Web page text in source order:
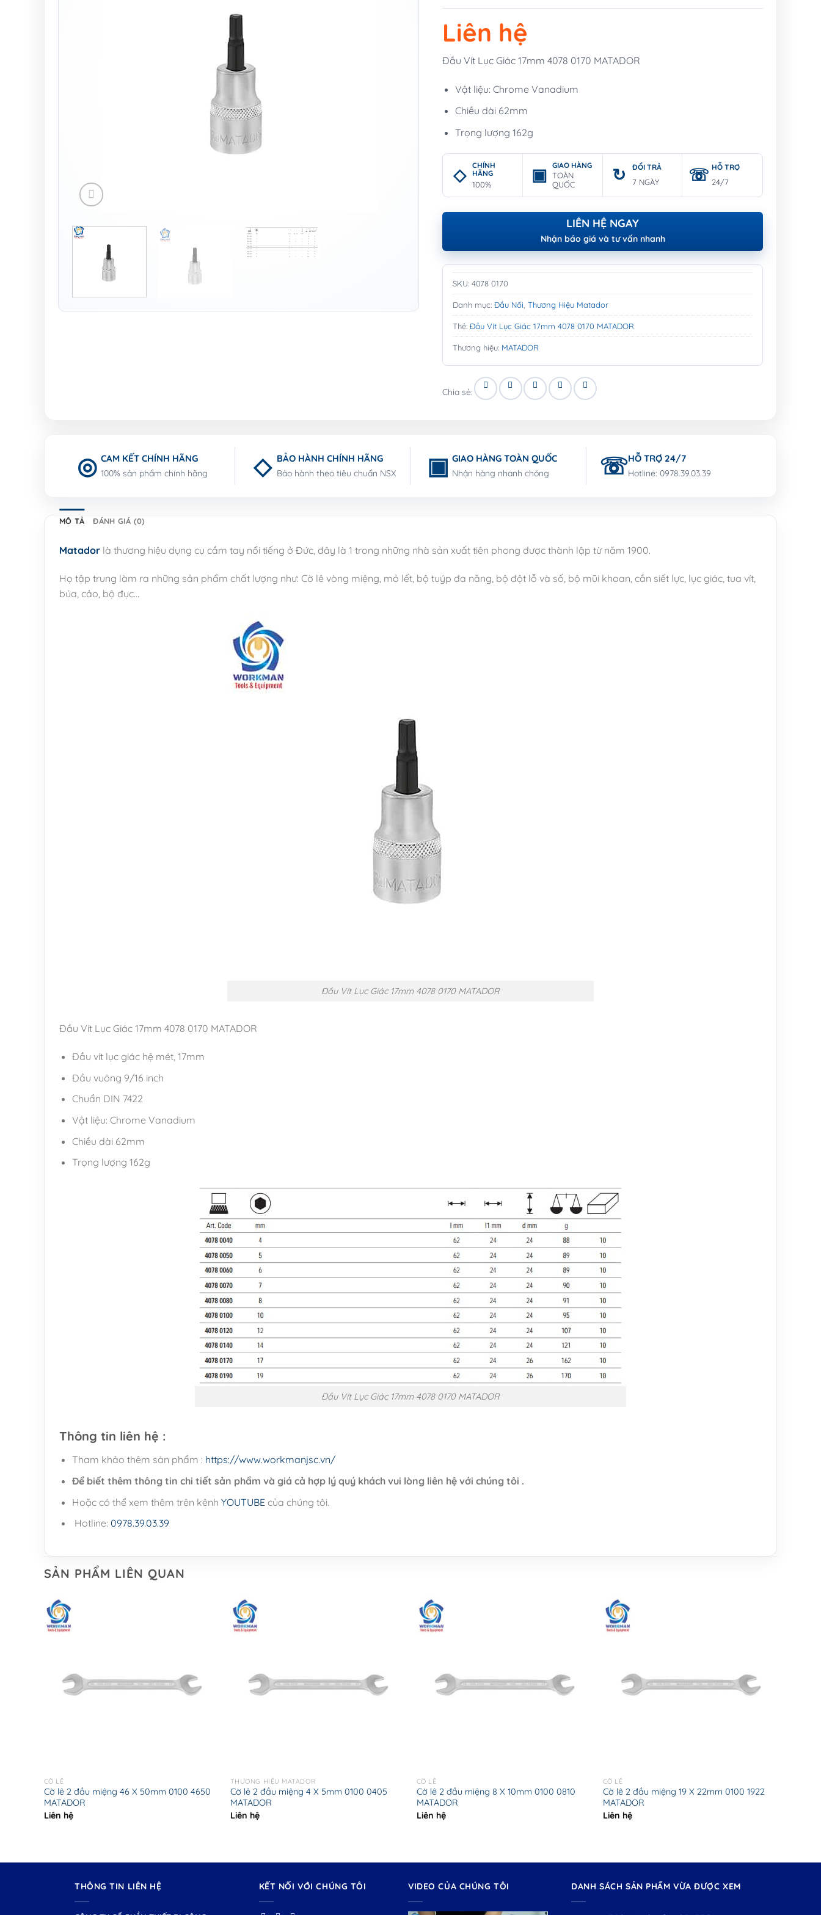
Liên hệ
Đầu Vít Lục Giác 17mm 4078 0170 MATADOR
Vật liệu: Chrome Vanadium
Chiều dài 62mm
Trọng lượng 162g
CHÍNH
HÃNG
100%
GIAO HÀNG
TOÀN
QUỐC
ĐỔI TRẢ
7 NGÀY
HỖ TRỢ
24/7
LIÊN HỆ NGAY
Nhận báo giá và tư vấn nhanh
SKU:4078 0170
Danh mục:Đầu Nối ,Thương Hiệu Matador
Thẻ:Đầu Vít Lục Giác 17mm 4078 0170 MATADOR
Thương hiệu: MATADOR
Chia sẻ:
CAM KẾT CHÍNH HÃNG
100% sản phẩm chính hãng
BẢO HÀNH CHÍNH HÃNG
Bảo hành theo tiêu chuẩn NSX
GIAO HÀNG TOÀN QUỐC
Nhận hàng nhanh chóng
HỖ TRỢ 24/7
Hotline: 0978.39.03.39
MÔ TẢ ĐÁNH GIÁ (0)
Matador là thương hiệu dụng cụ cầm tay nổi tiếng ở Đức, đây là 1 trong những nhà sản xuất tiên phong được thành lập từ năm 1900.
Họ tập trung làm ra những sản phẩm chất lượng như: Cờ lê vòng miệng, mỏ lết, bộ tuýp đa năng, bộ đột lỗ và số, bộ mũi khoan, cần siết lực, lục giác, tua vít,
búa, cảo, bộ đục…
Đầu Vít Lục Giác 17mm 4078 0170 MATADOR
Đầu Vít Lục Giác 17mm 4078 0170 MATADOR
Đầu vít lục giác hệ mét, 17mm
Đầu vuông 9/16 inch
Chuẩn DIN 7422
Vật liệu: Chrome Vanadium
Chiều dài 62mm
Trọng lượng 162g
Đầu Vít Lục Giác 17mm 4078 0170 MATADOR
Thông tin liên hệ :
Tham khảo thêm sản phẩm : https://www.workmanjsc.vn/
Để biết thêm thông tin chi tiết sản phẩm và giá cả hợp lý quý khách vui lòng liên hệ với chúng tôi .
Hoặc có thể xem thêm trên kênh YOUTUBEcủa chúng tôi.
Hotline: 0978.39.03.39
SẢN PHẨM LIÊN QUAN
CỜ LÊ
Cờ lê 2 đầu miệng 46 X 50mm 0100 4650
MATADOR
Liên hệ
THƯƠNG HIỆU MATADOR
Cờ lê 2 đầu miệng 4 X 5mm 0100 0405
MATADOR
Liên hệ
CỜ LÊ
Cờ lê 2 đầu miệng 8 X 10mm 0100 0810
MATADOR
Liên hệ
CỜ LÊ
Cờ lê 2 đầu miệng 19 X 22mm 0100 1922
MATADOR
Liên hệ
THÔNG TIN LIÊN HỆ KẾT NỐI VỚI CHÚNG TÔI VIDEO CỦA CHÚNG TÔI DANH SÁCH SẢN PHẨM VỪA ĐƯỢC XEM